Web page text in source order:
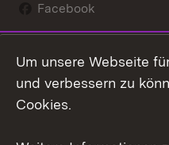
Facebook
Social Wall
Youtube
Um unsere Webseite
und verbessern zu
Cookies.